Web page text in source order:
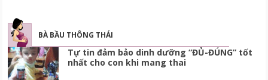
BÀ BẦU THÔNG THÁI
Tự tin đảm bảo dinh dưỡng “ĐỦ-ĐÚNG” tốt
nhất cho con khi mang thai